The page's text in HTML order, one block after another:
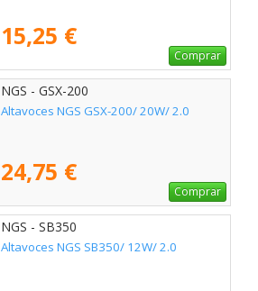
15,25 €
Comprar
NGS - GSX-200
Altavoces NGS GSX-200/ 20W/ 2.0
24,75 €
Comprar
NGS - SB350
Altavoces NGS SB350/ 12W/ 2.0